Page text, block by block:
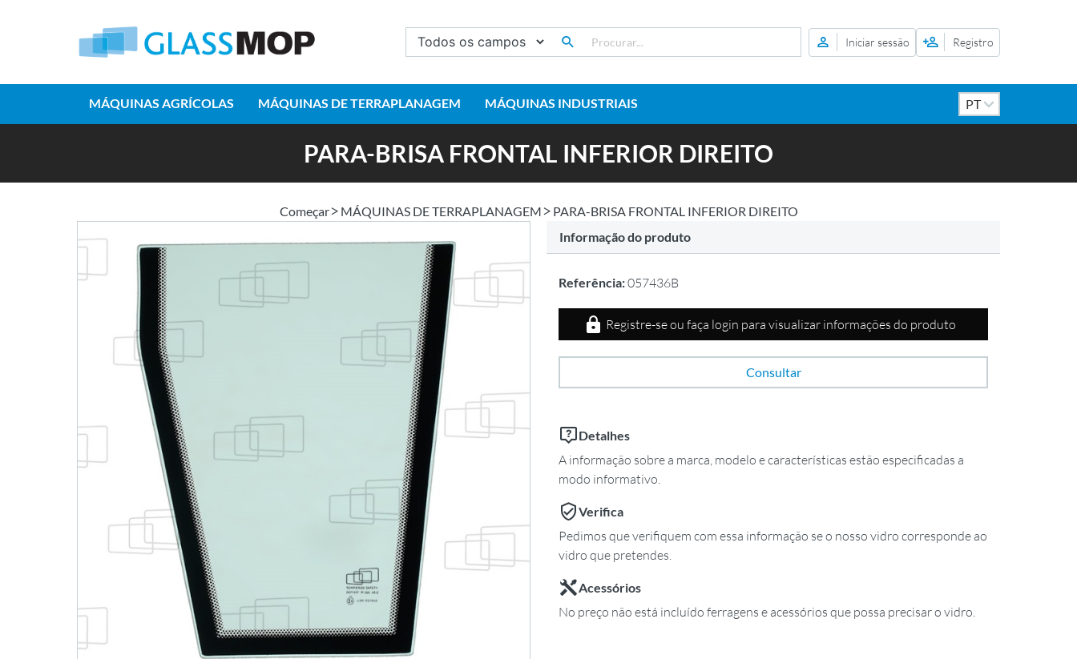
Iniciar sessão Registro
MÁQUINAS AGRÍCOLAS MÁQUINAS DE TERRAPLANAGEM MÁQUINAS INDUSTRIAIS
PARA-BRISA FRONTAL INFERIOR DIREITO
Começar MÁQUINAS DE TERRAPLANAGEM
PARA-BRISA FRONTAL INFERIOR DIREITO
Informação do produto
Referência:057436B
Registre-se ou faça login para visualizar informações do produto
Consultar
Detalhes
A informação sobre a marca, modelo e características estão especificadas a
modo informativo.
Verifica
Pedimos que verifiquem com essa informação se o nosso vidro corresponde ao
vidro que pretendes.
Acessórios
No preço não está incluído ferragens e acessórios que possa precisar o vidro.